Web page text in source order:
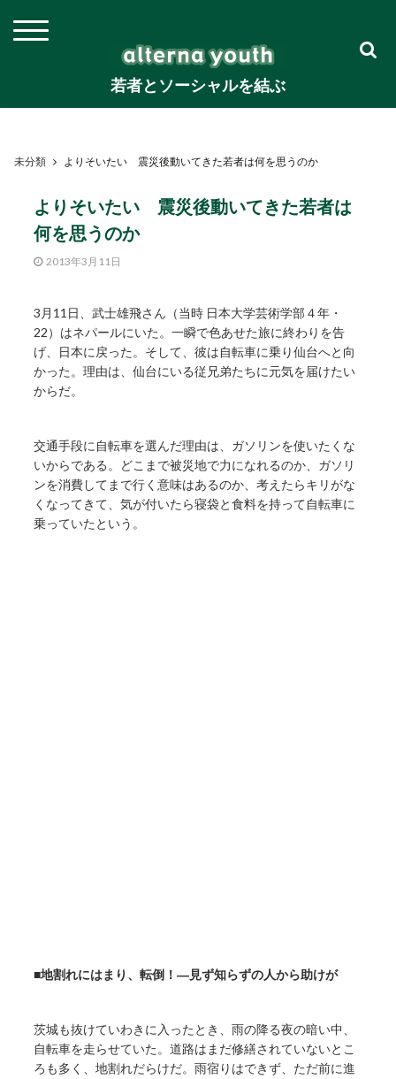
若者とソーシャルを結ぶ
未分類 よりそいたい 震災後動いてきた若者は何を思うのか
よりそいたい 震災後動いてきた若者は
何を思うのか
2013年3月11日
3月11日、武士雄飛さん（当時 日本大学芸術学部４年・
22）はネパールにいた。一瞬で色あせた旅に終わりを告
げ、日本に戻った。そして、彼は自転車に乗り仙台へと向
かった。理由は、仙台にいる従兄弟たちに元気を届けたい
からだ。
交通手段に自転車を選んだ理由は、ガソリンを使いたくな
いからである。どこまで被災地で力になれるのか、ガソリ
ンを消費してまで行く意味はあるのか、考えたらキリがな
くなってきて、気が付いたら寝袋と食料を持って自転車に
乗っていたという。
■地割れにはまり、転倒！―見ず知らずの人から助けが
茨城も抜けていわきに入ったとき、雨の降る夜の暗い中、
自転車を走らせていた。道路はまだ修繕されていないとこ
ろも多く、地割れだらけだ。雨宿りはできず、ただ前に進